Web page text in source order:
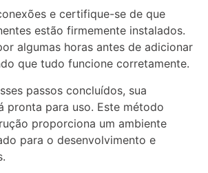
e certifique-se de que
estão firmemente instalados.
algumas horas antes de adicionar
que tudo funcione corretamente.
passos concluídos, sua
pronta para uso. Este método
proporciona um ambiente
para o desenvolvimento e